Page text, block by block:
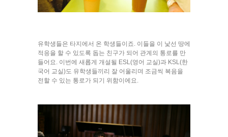
유학생들은 타지에서 온 학생들이죠. 이들을 이 낯선 땅에
적응을 할 수 있도록 돕는 친구가 되어 관계의 통로를 만
들어요. 이번에 새롭게 개설될 ESL(영어 교실)과 KSL(한
국어 교실)도 유학생들끼리 잘 어울리며 조금씩 복음을
전할 수 있는 통로가 되기 위함이에요.